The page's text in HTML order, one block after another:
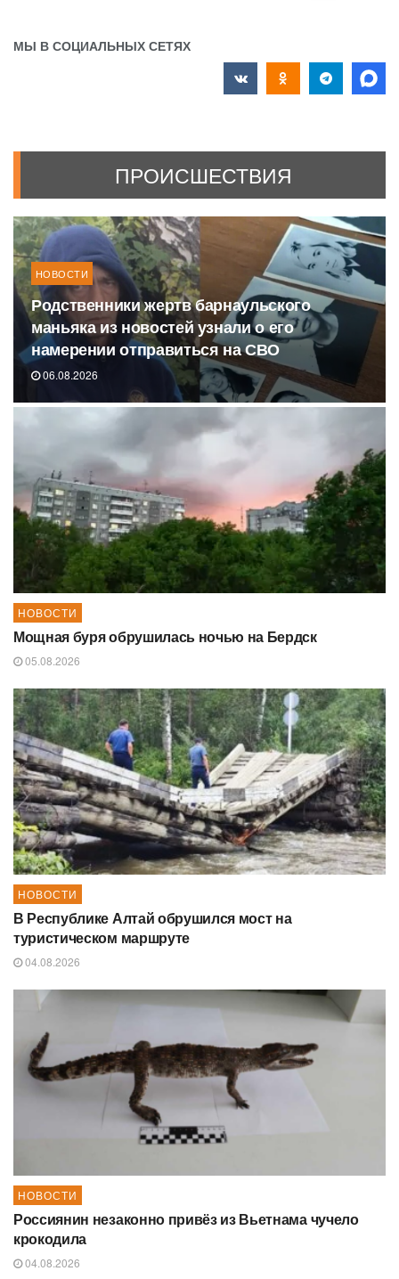
МЫ В СОЦИАЛЬНЫХ СЕТЯХ
ПРОИСШЕСТВИЯ
НОВОСТИ
Родственники жертв барнаульского
маньяка из новостей узнали о его
намерении отправиться на СВО
06.08.2026
НОВОСТИ
Мощная буря обрушилась ночью на Бердск
05.08.2026
НОВОСТИ
В Республике Алтай обрушился мост на
туристическом маршруте
04.08.2026
НОВОСТИ
Россиянин незаконно привёз из Вьетнама чучело
крокодила
04.08.2026